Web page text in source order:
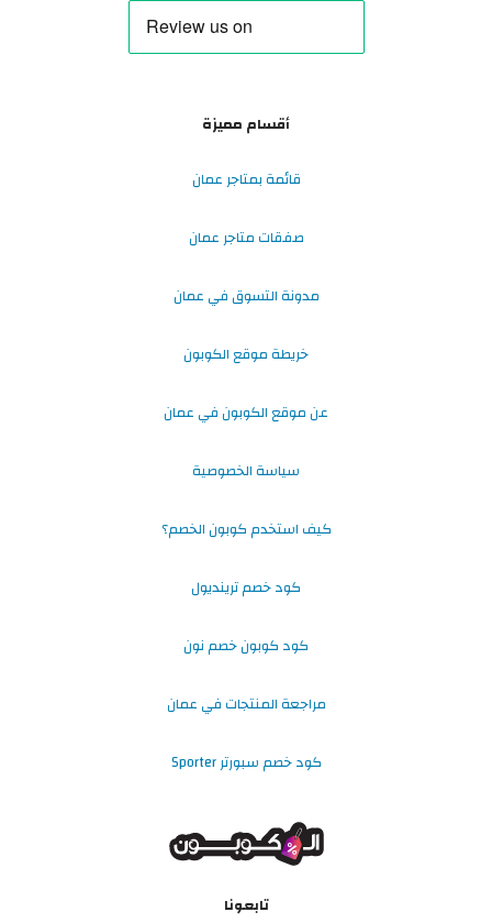
أقسام مميزة
قائمة بمتاجر عمان
صفقات متاجر عمان
مدونة التسوق في عمان
خريطة موقع الكوبون
عن موقع الكوبون في عمان
سياسة الخصوصية
كيف استخدم كوبون الخصم؟
كود خصم ترينديول
كود كوبون خصم نون
مراجعة المنتجات في عمان
كود خصم سبورتر Sporter
تابعونا